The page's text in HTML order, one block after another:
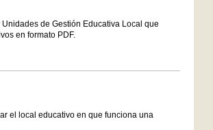
de Gestión Educativa Local que
en formato PDF.
el local educativo en que funciona una